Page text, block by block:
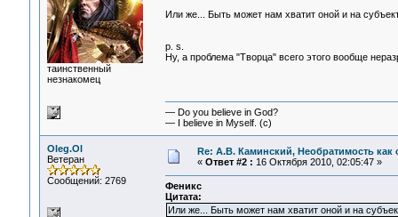
таинственный
незнакомец
Или же... Быть может нам хватит оной и на
p. s.
Ну, а проблема "Творца" всего этого вообще
— Do you believe in God?
— I believe in Myself. (c)
Oleg.Ol
Ветеран
Сообщений: 2769
Re: А.В. Каминский, Необратимость как
« Ответ #2 : 16 Октября 2010, 02:05:47 »
Феникс
Цитата:
Или же... Быть может нам хватит оной и на